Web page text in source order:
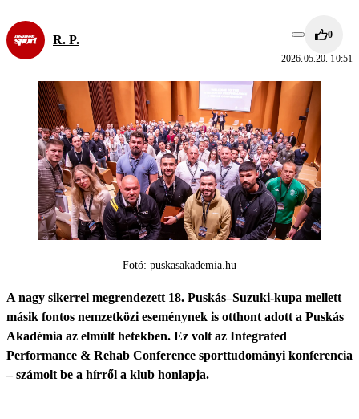
R. P. 0
2026.05.20. 10:51
Fotó: puskasakademia.hu
A nagy sikerrel megrendezett 18. Puskás–Suzuki-kupa mellett
másik fontos nemzetközi eseménynek is otthont adott a Puskás
Akadémia az elmúlt hetekben. Ez volt az Integrated
Performance & Rehab Conference sporttudományi konferencia
– számolt be a hírről a klub honlapja.